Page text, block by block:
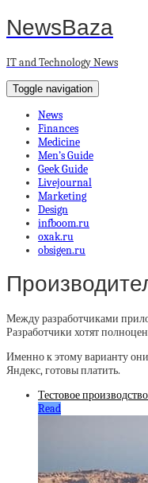
NewsBaza
IT and Technology News
Toggle navigation
News
Finances
Medicine
Men’s Guide
Geek Guide
Livejournal
Marketing
Design
infboom.ru
oxak.ru
obsigen.ru
Между разработчиками
Разработчики хотят
Именно к этому варианту
Яндекс, готовы платить.
Тестовое
Read